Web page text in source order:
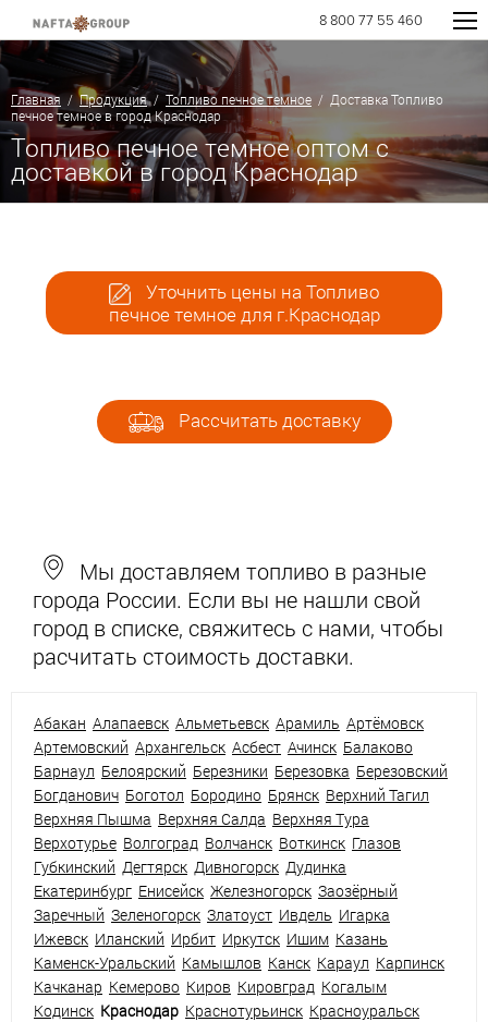
8 800 77 55 460
Главная /Продукция/ Топливо печное темное / Доставка Топливо
печное темное в город Краснодар
Топливо печное темное оптом с
доставкой в город Краснодар
Уточнить цены на Топливо
печное темное для г.Краснодар
Рассчитать доставку
Мы доставляем топливо в разные
города России. Если вы не нашли свой
город в списке, свяжитесь с нами, чтобы
расчитать стоимость доставки.
Абакан Алапаевск Альметьевск Арамиль Артёмовск
Артемовский Архангельск Асбест Ачинск Балаково
Барнаул Белоярский Березники Березовка Березовский
Богданович Боготол Бородино Брянск Верхний Тагил
Верхняя Пышма Верхняя Салда Верхняя Тура
Верхотурье Волгоград Волчанск Воткинск Глазов
Губкинский Дегтярск Дивногорск Дудинка
Екатеринбург Енисейск Железногорск Заозёрный
Заречный Зеленогорск Златоуст Ивдель Игарка
Ижевск Иланский Ирбит Иркутск Ишим Казань
Каменск-Уральский Камышлов Канск Караул Карпинск
Качканар Кемерово Киров Кировград Когалым
Кодинск Краснодар Краснотурьинск Красноуральск